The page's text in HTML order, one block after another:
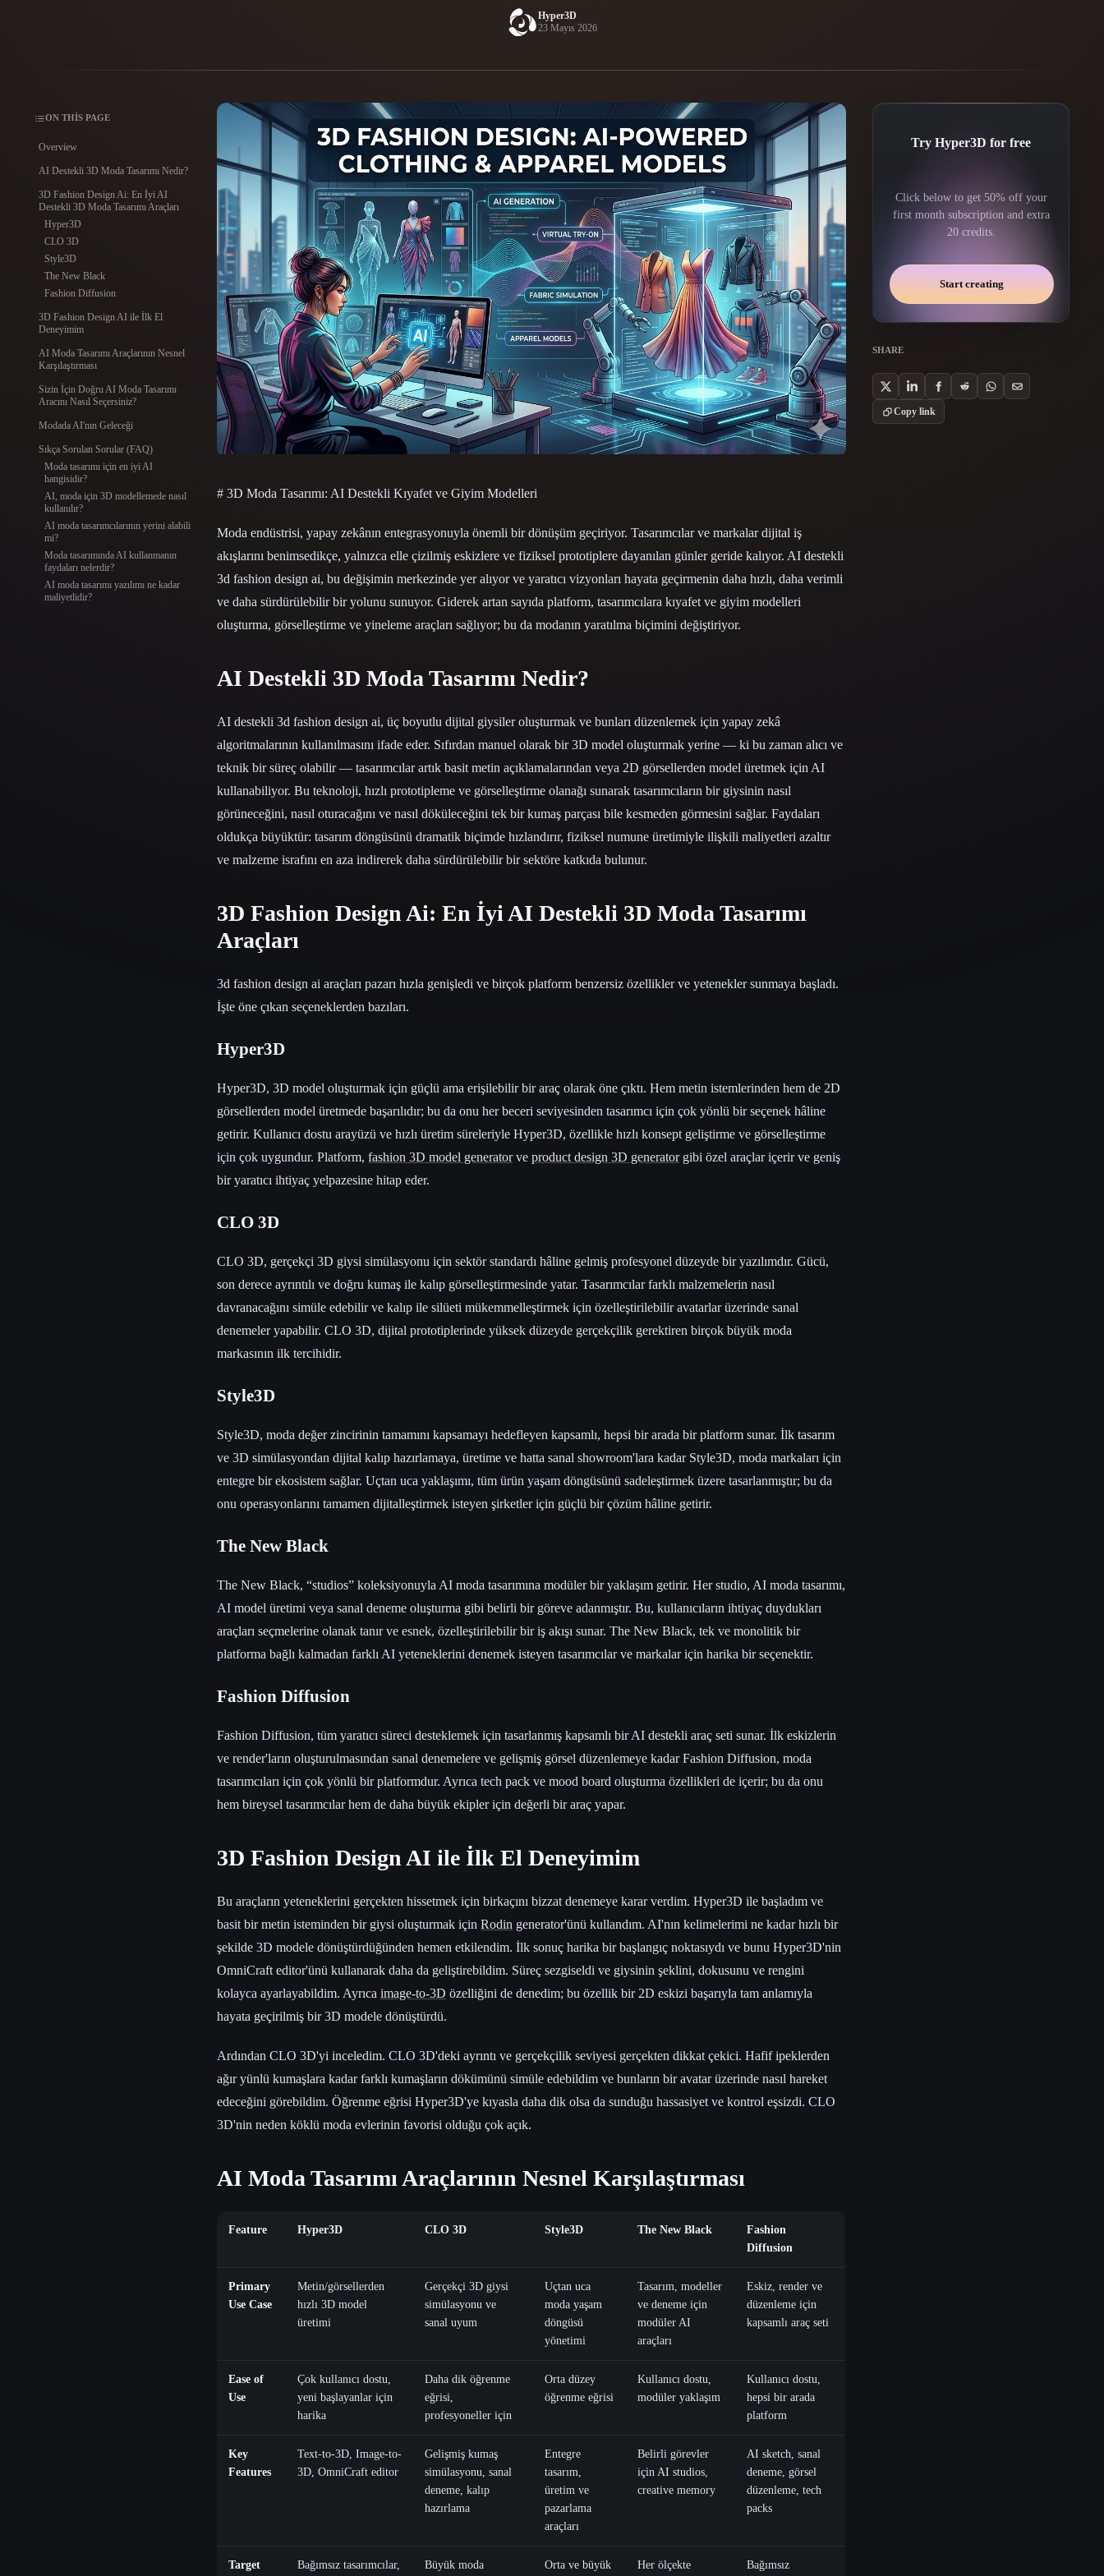
Game
E-commerce VR/AR
Character
Metaverse
Blender Unity Godot Maya 3DS Max ComfyUI
Stiller
Abstract Anime Cartoon Cel-Shaded Fantasy
Hand-Painted Industrial Isometric Low Poly Medieval Minimalist Modern
Organic Photorealistic Pixel Art Realistic Retro Stylized Voxel
Hyper3D
23 Mayıs 2026
ON THIS PAGE
Overview
AI Destekli 3D Moda Tasarımı Nedir?
3D Fashion Design Ai: En İyi AI
Destekli 3D Moda Tasarımı Araçları
Hyper3D
CLO 3D
Style3D
The New Black
Fashion Diffusion
3D Fashion Design AI ile İlk El
Deneyimim
AI Moda Tasarımı Araçlarının Nesnel
Karşılaştırması
Sizin İçin Doğru AI Moda Tasarımı
Aracını Nasıl Seçersiniz?
Modada AI'nın Geleceği
Sıkça Sorulan Sorular (FAQ)
Moda tasarımı için en iyi AI
hangisidir?
AI, moda için 3D modellemede nasıl
kullanılır?
AI moda tasarımcılarının yerini alabilir
mi?
Moda tasarımında AI kullanmanın
faydaları nelerdir?
AI moda tasarımı yazılımı ne kadar
maliyetlidir?
# 3D Moda Tasarımı: AI Destekli Kıyafet ve Giyim Modelleri
Moda endüstrisi, yapay zekânın entegrasyonuyla önemli bir dönüşüm geçiriyor. Tasarımcılar ve markalar dijital iş
akışlarını benimsedikçe, yalnızca elle çizilmiş eskizlere ve fiziksel prototiplere dayanılan günler geride kalıyor. AI destekli
3d fashion design ai, bu değişimin merkezinde yer alıyor ve yaratıcı vizyonları hayata geçirmenin daha hızlı, daha verimli
ve daha sürdürülebilir bir yolunu sunuyor. Giderek artan sayıda platform, tasarımcılara kıyafet ve giyim modelleri
oluşturma, görselleştirme ve yineleme araçları sağlıyor; bu da modanın yaratılma biçimini değiştiriyor.
AI Destekli 3D Moda Tasarımı Nedir?
AI destekli 3d fashion design ai, üç boyutlu dijital giysiler oluşturmak ve bunları düzenlemek için yapay zekâ
algoritmalarının kullanılmasını ifade eder. Sıfırdan manuel olarak bir 3D model oluşturmak yerine — ki bu zaman alıcı ve
teknik bir süreç olabilir — tasarımcılar artık basit metin açıklamalarından veya 2D görsellerden model üretmek için AI
kullanabiliyor. Bu teknoloji, hızlı prototipleme ve görselleştirme olanağı sunarak tasarımcıların bir giysinin nasıl
görüneceğini, nasıl oturacağını ve nasıl döküleceğini tek bir kumaş parçası bile kesmeden görmesini sağlar. Faydaları
oldukça büyüktür: tasarım döngüsünü dramatik biçimde hızlandırır, fiziksel numune üretimiyle ilişkili maliyetleri azaltır
ve malzeme israfını en aza indirerek daha sürdürülebilir bir sektöre katkıda bulunur.
3D Fashion Design Ai: En İyi AI Destekli 3D Moda Tasarımı
Araçları
3d fashion design ai araçları pazarı hızla genişledi ve birçok platform benzersiz özellikler ve yetenekler sunmaya başladı.
İşte öne çıkan seçeneklerden bazıları.
Hyper3D
Hyper3D, 3D model oluşturmak için güçlü ama erişilebilir bir araç olarak öne çıktı. Hem metin istemlerinden hem de 2D
görsellerden model üretmede başarılıdır; bu da onu her beceri seviyesinden tasarımcı için çok yönlü bir seçenek hâline
getirir. Kullanıcı dostu arayüzü ve hızlı üretim süreleriyle Hyper3D, özellikle hızlı konsept geliştirme ve görselleştirme
için çok uygundur. Platform,fashion 3D model generatorveproduct design 3D generatorgibi özel araçlar içerir ve geniş
bir yaratıcı ihtiyaç yelpazesine hitap eder.
CLO 3D
CLO 3D, gerçekçi 3D giysi simülasyonu için sektör standardı hâline gelmiş profesyonel düzeyde bir yazılımdır. Gücü,
son derece ayrıntılı ve doğru kumaş ile kalıp görselleştirmesinde yatar. Tasarımcılar farklı malzemelerin nasıl
davranacağını simüle edebilir ve kalıp ile silüeti mükemmelleştirmek için özelleştirilebilir avatarlar üzerinde sanal
denemeler yapabilir. CLO 3D, dijital prototiplerinde yüksek düzeyde gerçekçilik gerektiren birçok büyük moda
markasının ilk tercihidir.
Style3D
Style3D, moda değer zincirinin tamamını kapsamayı hedefleyen kapsamlı, hepsi bir arada bir platform sunar. İlk tasarım
ve 3D simülasyondan dijital kalıp hazırlamaya, üretime ve hatta sanal showroom'lara kadar Style3D, moda markaları için
entegre bir ekosistem sağlar. Uçtan uca yaklaşımı, tüm ürün yaşam döngüsünü sadeleştirmek üzere tasarlanmıştır; bu da
onu operasyonlarını tamamen dijitalleştirmek isteyen şirketler için güçlü bir çözüm hâline getirir.
The New Black
The New Black, “studios” koleksiyonuyla AI moda tasarımına modüler bir yaklaşım getirir. Her studio, AI moda tasarımı,
AI model üretimi veya sanal deneme oluşturma gibi belirli bir göreve adanmıştır. Bu, kullanıcıların ihtiyaç duydukları
araçları seçmelerine olanak tanır ve esnek, özelleştirilebilir bir iş akışı sunar. The New Black, tek ve monolitik bir
platforma bağlı kalmadan farklı AI yeteneklerini denemek isteyen tasarımcılar ve markalar için harika bir seçenektir.
Fashion Diffusion
Fashion Diffusion, tüm yaratıcı süreci desteklemek için tasarlanmış kapsamlı bir AI destekli araç seti sunar. İlk eskizlerin
ve render'ların oluşturulmasından sanal denemelere ve gelişmiş görsel düzenlemeye kadar Fashion Diffusion, moda
tasarımcıları için çok yönlü bir platformdur. Ayrıca tech pack ve mood board oluşturma özellikleri de içerir; bu da onu
hem bireysel tasarımcılar hem de daha büyük ekipler için değerli bir araç yapar.
3D Fashion Design AI ile İlk El Deneyimim
Bu araçların yeteneklerini gerçekten hissetmek için birkaçını bizzat denemeye karar verdim. Hyper3D ile başladım ve
basit bir metin isteminden bir giysi oluşturmak içinRodin generator'ünü kullandım. AI'nın kelimelerimi ne kadar hızlı bir
şekilde 3D modele dönüştürdüğünden hemen etkilendim. İlk sonuç harika bir başlangıç noktasıydı ve bunu Hyper3D'nin
OmniCraft editor'ünü kullanarak daha da geliştirebildim. Süreç sezgiseldi ve giysinin şeklini, dokusunu ve rengini
kolayca ayarlayabildim. Ayrıcaimage-to-3D özelliğini de denedim; bu özellik bir 2D eskizi başarıyla tam anlamıyla
hayata geçirilmiş bir 3D modele dönüştürdü.
Ardından CLO 3D'yi inceledim. CLO 3D'deki ayrıntı ve gerçekçilik seviyesi gerçekten dikkat çekici. Hafif ipeklerden
ağır yünlü kumaşlara kadar farklı kumaşların dökümünü simüle edebildim ve bunların bir avatar üzerinde nasıl hareket
edeceğini görebildim. Öğrenme eğrisi Hyper3D'ye kıyasla daha dik olsa da sunduğu hassasiyet ve kontrol eşsizdi. CLO
3D'nin neden köklü moda evlerinin favorisi olduğu çok açık.
AI Moda Tasarımı Araçlarının Nesnel Karşılaştırması
Feature Hyper3D CLO 3D Style3D The New Black
Fashion
Diffusion
Primary
Use Case
Metin/görsellerden
hızlı 3D model
üretimi
Gerçekçi 3D giysi
simülasyonu ve
sanal uyum
Uçtan uca
moda yaşam
döngüsü
yönetimi
Tasarım, modeller
ve deneme için
modüler AI
araçları
Eskiz, render ve
düzenleme için
kapsamlı araç seti
Ease of
Use
Çok kullanıcı dostu,
yeni başlayanlar için
harika
Daha dik öğrenme
eğrisi,
profesyoneller için
Orta düzey
öğrenme eğrisi
Kullanıcı dostu,
modüler yaklaşım
Kullanıcı dostu,
hepsi bir arada
platform
Key
Features
Text-to-3D, Image-to-
3D, OmniCraft editor
Gelişmiş kumaş
simülasyonu, sanal
deneme, kalıp
hazırlama
Entegre
tasarım,
üretim ve
pazarlama
araçları
Belirli görevler
için AI studios,
creative memory
AI sketch, sanal
deneme, görsel
düzenleme, tech
packs
Target Bağımsız tasarımcılar, Büyük moda Orta ve büyük Her ölçekte Bağımsız
Try Hyper3D for free
Click below to get 50% off your
first month subscription and extra
20 credits.
Start creating
SHARE
Copy link